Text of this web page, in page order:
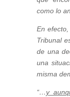
como lo
En
Tribunal
de una
una
misma
“…y